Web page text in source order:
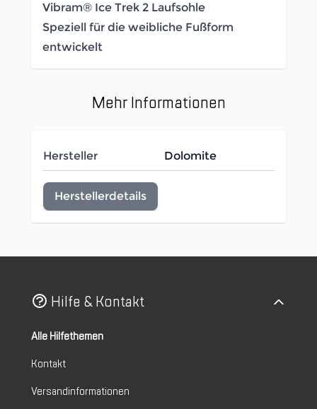
Vibram® Ice Trek 2 Laufsohle
Speziell für die weibliche Fußform
entwickelt
Mehr Informationen
Hersteller Dolomite
Herstellerdetails
Hilfe & Kontakt
Alle Hilfethemen
Kontakt
Versandinformationen